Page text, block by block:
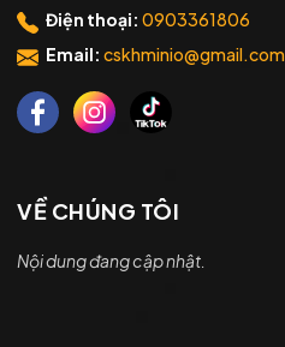
Điện thoại: 0903361806
Email: cskhminio@gmail.com
VỀ CHÚNG TÔI
Nội dung đang cập nhật.